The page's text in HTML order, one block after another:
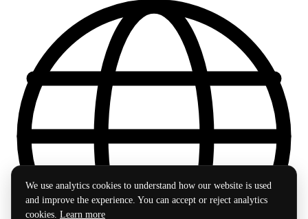
We use analytics cookies to understand how our website is used
and improve the experience. You can accept or reject analytics
cookies. Learn more